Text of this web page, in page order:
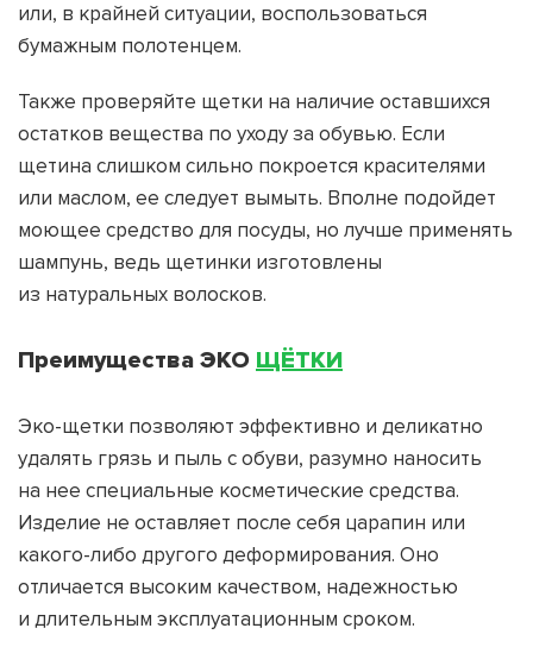
или, в крайней ситуации, воспользоваться
бумажным полотенцем.
Также проверяйте щетки на наличие оставшихся
остатков вещества по уходу за обувью. Если
щетина слишком сильно покроется красителями
или маслом, ее следует вымыть. Вполне подойдет
моющее средство для посуды, но лучше применять
шампунь, ведь щетинки изготовлены
из натуральных волосков.
Преимущества ЭКО ЩЁТКИ
Эко-щетки позволяют эффективно и деликатно
удалять грязь и пыль с обуви, разумно наносить
на нее специальные косметические средства.
Изделие не оставляет после себя царапин или
какого-либо другого деформирования. Оно
отличается высоким качеством, надежностью
и длительным эксплуатационным сроком.